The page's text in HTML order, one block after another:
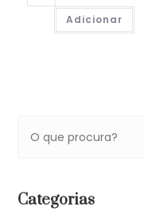
Adicionar
Categorias